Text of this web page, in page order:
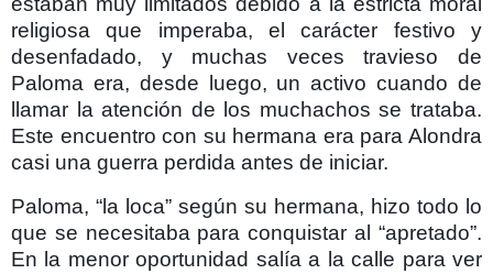
religiosa que imperaba, el carácter festivo y
desenfadado, y muchas veces travieso de
Paloma era, desde luego, un activo cuando de
llamar la atención de los muchachos se trataba.
Este encuentro con su hermana era para Alondra
casi una guerra perdida antes de iniciar.
Paloma, “la loca” según su hermana, hizo todo lo
que se necesitaba para conquistar al “apretado”.
En la menor oportunidad salía a la calle para ver